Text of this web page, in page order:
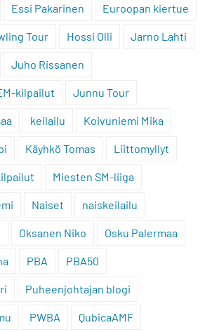
Essi Pakarinen Euroopan kiertue
Tour Hossi Olli Jarno Lahti
Juho Rissanen
kilpailut Junnu Tour
keilailu Koivuniemi Mika
Käyhkö Tomas Liittomyllyt
Miesten SM-liiga
Naiset naiskeilailu
Oksanen Niko Osku Palermaa
PBA PBA50
Puheenjohtajan blogi
PWBA QubicaAMF